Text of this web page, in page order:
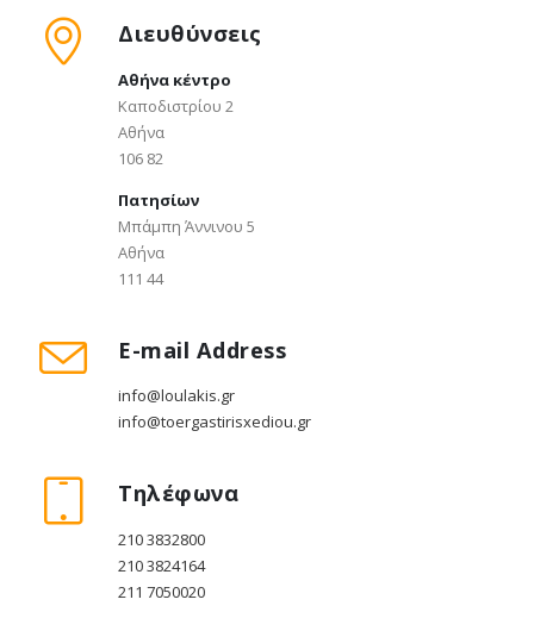
Διευθύνσεις
Αθήνα κέντρο
Καποδιστρίου 2
Αθήνα
106 82
Πατησίων
Μπάμπη Άννινου 5
Αθήνα
111 44
E-mail Address
info@loulakis.gr
info@toergastirisxediou.gr
Τηλέφωνα
210 3832800
210 3824164
211 7050020